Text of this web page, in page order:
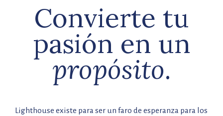
Convierte tu
pasión en un
propósito.
Lighthouse existe para ser un faro de esperanza para los